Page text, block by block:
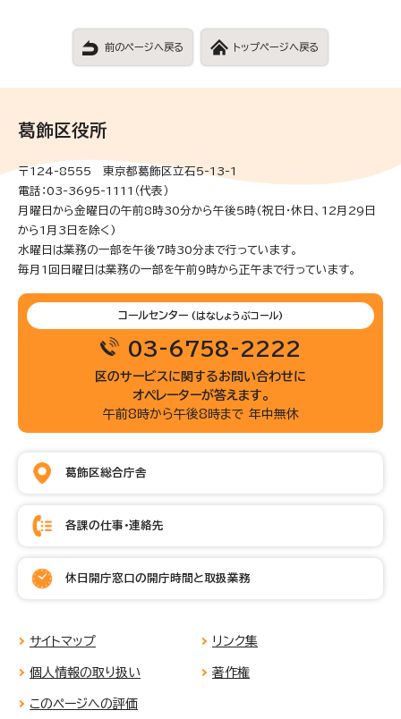
前のページへ戻る トップページへ戻る
葛飾区役所
〒124-8555 東京都葛飾区立石5-13-1
電話：03-3695-1111（代表）
月曜日から金曜日の午前8時30分から午後5時(祝日・休日、12月29日
から1月3日を除く)
水曜日は業務の一部を午後7時30分まで行っています。
毎月1回日曜日は業務の一部を午前9時から正午まで行っています。
コールセンター (はなしょうぶコール)
03-6758-2222
区のサービスに関するお問い合わせに
オペレーターが答えます。
午前8時から午後8時まで 年中無休
葛飾区総合庁舎
各課の仕事・連絡先
休日開庁窓口の開庁時間と取扱業務
サイトマップ リンク集
個人情報の取り扱い 著作権
このページへの評価